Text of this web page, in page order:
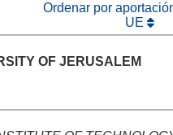
Ordenar por
UE
OF JERUSALEM